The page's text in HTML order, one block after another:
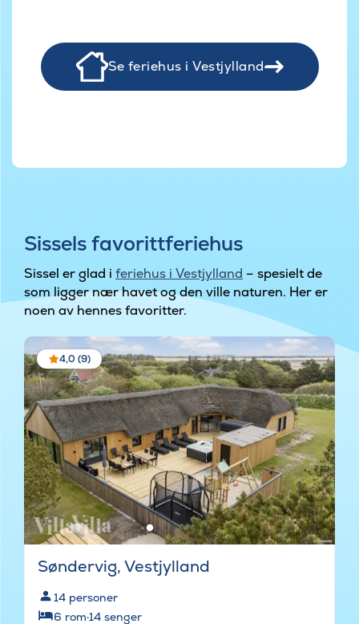
Se feriehus i Vestjylland
Sissels favorittferiehus
Sissel er glad i feriehus i Vestjylland – spesielt de
som ligger nær havet og den ville naturen. Her er
noen av hennes favoritter.
4,0 (9)
Søndervig, Vestjylland
14 personer
6 rom·14 senger